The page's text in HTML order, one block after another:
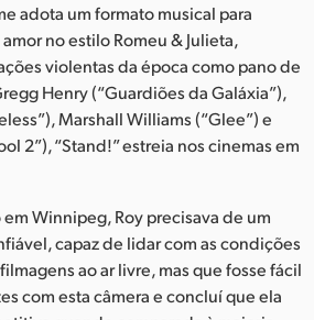
adota um formato musical para
no estilo Romeu & Julieta,
violentas da época como pano de
Henry (“Guardiões da Galáxia”),
Marshall Williams (“Glee”) e
2”), “Stand!” estreia nos cinemas em
Winnipeg, Roy precisava de um
capaz de lidar com as condições
ao ar livre, mas que fosse fácil
com esta câmera e concluí que ela